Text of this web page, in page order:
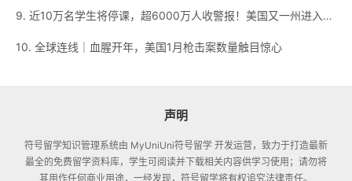
9. 近10万名学生将停课，超6000万人收警报！美国又一州进入紧急状态
10. 全球连线｜血腥开年，美国1月枪击案数量触目惊心
声明
符号留学知识管理系统由 MyUniUni符号留学 开发运营，致力于打造最新
最全的免费留学资料库，学生可阅读并下载相关内容供学习使用；请勿将
其用作任何商业用途，一经发现，符号留学将有权追究法律责任。